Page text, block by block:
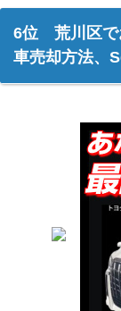
6位 荒川区で
車売却方法、